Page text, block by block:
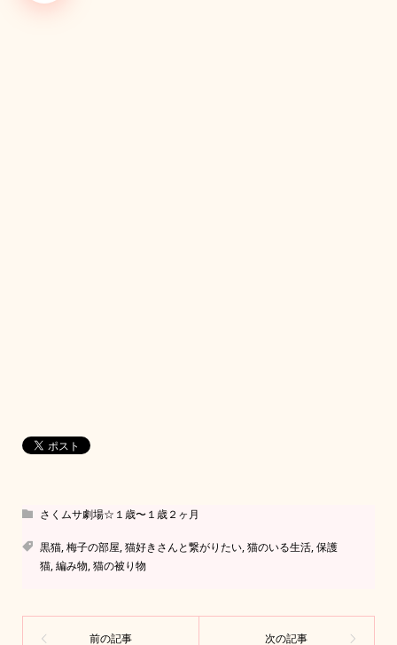
さくムサ劇場☆１歳〜１歳２ヶ月
黒猫,梅子の部屋,猫好きさんと繋がりたい,猫のいる生活,保護
猫,編み物,猫の被り物